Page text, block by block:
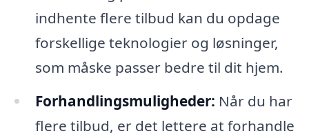
indhente flere tilbud kan du opdage
forskellige teknologier og løsninger,
som måske passer bedre til dit hjem.
Forhandlingsmuligheder: Når du har
flere tilbud, er det lettere at forhandle